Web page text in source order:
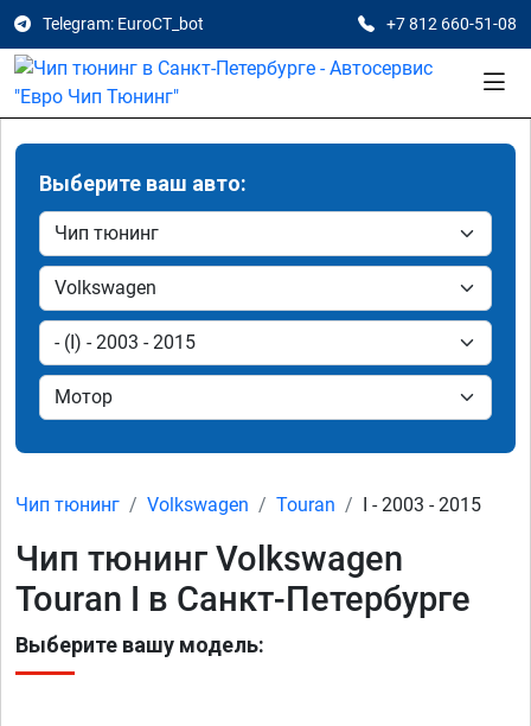
Telegram: EuroCT_bot +7 812 660-51-08
Выберите ваш авто:
Чип тюнинг Volkswagen Touran I - 2003 - 2015
Чип тюнинг Volkswagen
Touran I в Санкт-Петербурге
Выберите вашу модель: